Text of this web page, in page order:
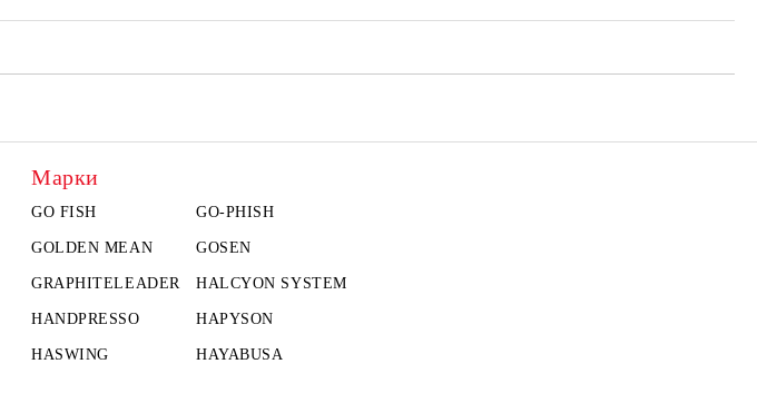
Марки
GO FISH GO-PHISH
GOLDEN MEAN GOSEN
GRAPHITELEADER HALCYON SYSTEM
HANDPRESSO HAPYSON
HASWING HAYABUSA